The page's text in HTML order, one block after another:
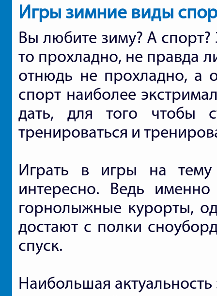
Игры зимние виды
Вы любите зиму? А
то прохладно, не правда
отнюдь не прохладно, а
спорт наиболее
дать, для того чтобы
тренироваться и
Играть в игры на тему
интересно. Ведь
горнолыжные курорты,
достают с полки
спуск.
Наибольшая